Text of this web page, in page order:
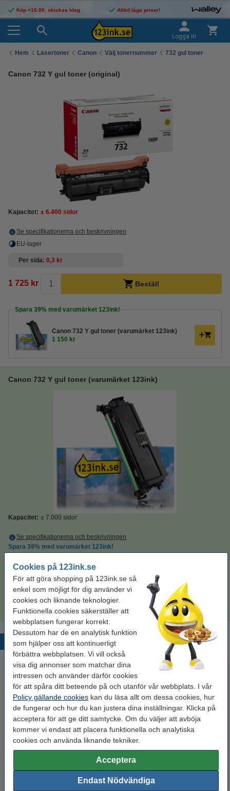
Cookies på 123ink.se
För att göra shopping på 123ink.se så
enkel som möjligt för dig använder vi
cookies och liknande teknologier.
Funktionella cookies säkerställer att
webbplatsen fungerar korrekt.
Dessutom har de en analytisk funktion
som hjälper oss att kontinuerligt
förbättra webbplatsen. Vi vill också
visa dig annonser som matchar dina
intressen och använder därför cookies
för att spåra ditt beteende på och utanför vår webbplats. I vår
Policy gällande cookies kan du läsa allt om dessa cookies, hur
de fungerar och hur du kan justera dina inställningar. Klicka på
acceptera för att ge ditt samtycke. Om du väljer att avböja
kommer vi endast att placera funktionella och analytiska
cookies och använda liknande tekniker.
Acceptera
Endast Nödvändiga
Köp <16:00, skickas idag Alltid låga priser!
Logga in
Hem Lasertoner Canon Välj tonernummer 732 gul toner
Canon 732 Y gul toner (original)
Kapacitet: ± 6.400 sidor
Se specifikationerna och beskrivningen
EU-lager
Per sida 0,3 kr
1 725 kr Beställ
Spara 39% med varumärket 123ink!
Canon 732 Y gul toner (varumärket 123ink)
1 150 kr
Canon 732 Y gul toner (varumärket 123ink)
Kapacitet: ± 7.000 sidor
Se specifikationerna och beskrivningen
Spara 39% med varumärket 123ink!
Per sida 0,16 kr
1 150 kr Beställ
Populära produkter
HP 711 (CZ132A) gul
bläckpatron (original)
Canon 732 C cyan toner
(original)